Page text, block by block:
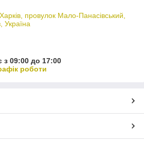
провулок Мало-Панасівський,
з 09:00 до 17:00
роботи